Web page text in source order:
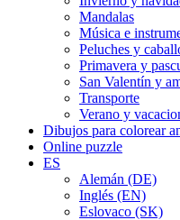
Mandalas
Música e
Peluches y
Primavera y
San Valentín y
Transporte
Verano y
Dibujos para colorear
Online puzzle
ES
Alemán (DE)
Inglés (EN)
Eslovaco (SK)